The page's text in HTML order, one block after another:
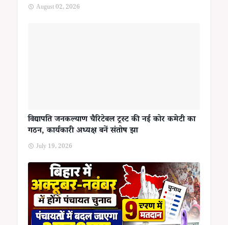
August 02, 2026
विद्यापति जनकल्याण चैरिटेबल ट्रस्ट की नई कोर कमेटी का
गठन, कार्यकारी अध्यक्ष बनें संतोष झा
July 19, 2026